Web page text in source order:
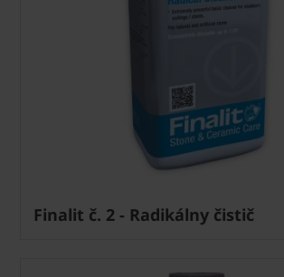
Finalit č. 2 - Radikálny čistič